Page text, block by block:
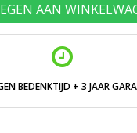
AAN
BEDENKTIJD + 3 JAAR